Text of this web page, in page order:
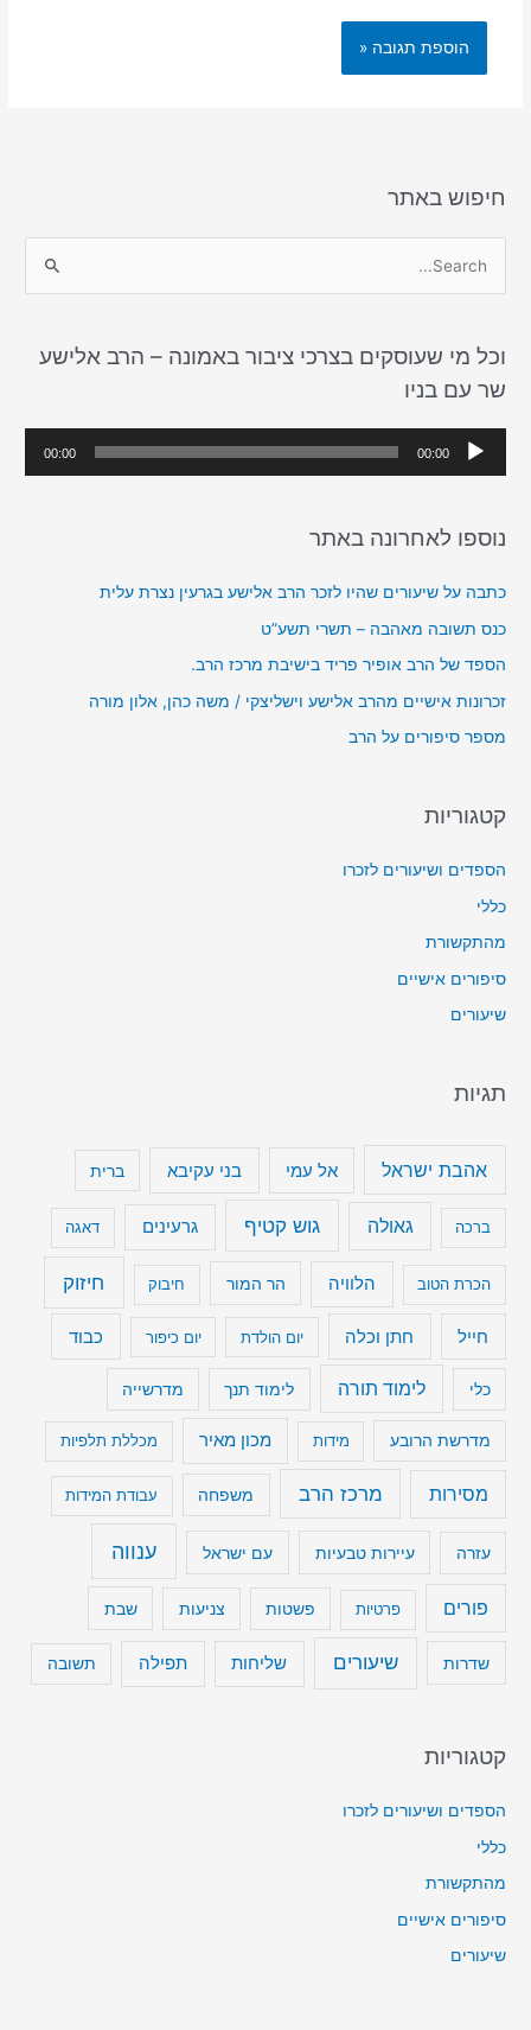
חיפוש באתר
r
c
h
וכל מי שעוסקים בצרכי ציבור באמונה – הרב אלישע
שר עם בניו
ג
א
ד
י
ו
00:00
00:00
נוספו לאחרונה באתר
כתבה על שיעורים שהיו לזכר הרב אלישע בגרעין נצרת עלית
כנס תשובה מאהבה – תשרי תשע”ט
הספד של הרב אופיר פריד בישיבת מרכז הרב.
זכרונות אישיים מהרב אלישע וישליצקי / משה כהן, אלון מורה
מספר סיפורים על הרב
קטגוריות
הספדים ושיעורים לזכרו
כללי
מהתקשורת
סיפורים אישיים
שיעורים
תגיות
אהבת ישראל אל עמי בני עקיבא ברית
ברכה גאולה גוש קטיף גרעינים דאגה
הכרת הטוב הלוויה הר המור חיבוק חיזוק
חייל חתן וכלה יום הולדת יום כיפור כבוד
כלי לימוד תורה לימוד תנך מדרשייה
מדרשת הרובע מידות מכון מאיר מכללת תלפיות
מסירות מרכז הרב משפחה עבודת המידות
עזרה עיירות טבעיות עם ישראל ענווה
פורים פרטיות פשטות צניעות שבת
שדרות שיעורים שליחות תפילה תשובה
קטגוריות
הספדים ושיעורים לזכרו
כללי
מהתקשורת
סיפורים אישיים
שיעורים